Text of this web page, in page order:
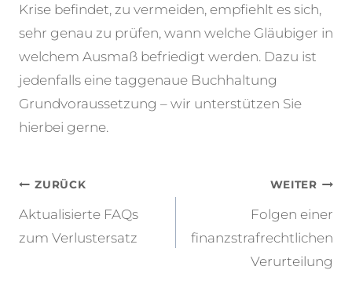
Krise befindet, zu vermeiden, empfiehlt es sich,
sehr genau zu prüfen, wann welche Gläubiger in
welchem Ausmaß befriedigt werden. Dazu ist
jedenfalls eine taggenaue Buchhaltung
Grundvoraussetzung – wir unterstützen Sie
hierbei gerne.
Beitragsnavigation
ZURÜCK
Aktualisierte FAQs
zum Verlustersatz
WEITER
Folgen einer
finanzstrafrechtlichen
Verurteilung